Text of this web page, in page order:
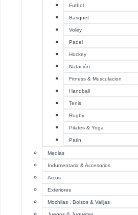
Futbol
Basquet
Voley
Padel
Hockey
Natación
Fitness & Musculacion
Handball
Tenis
Rugby
Pilates & Yoga
Patin
Medias
Indumentaria & Accesorios
Arcos
Exteriores
Mochilas , Bolsos & Valijas